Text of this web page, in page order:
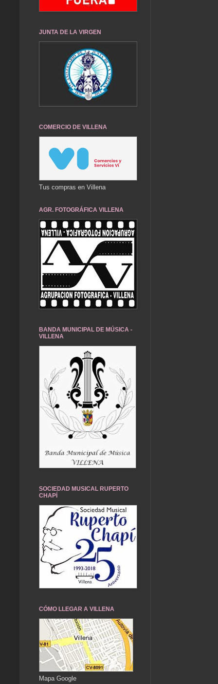
JUNTA DE LA VIRGEN
COMERCIO DE VILLENA
Tus compras en Villena
AGR. FOTOGRÁFICA VILLENA
BANDA MUNICIPAL DE MÚSICA -
VILLENA
SOCIEDAD MUSICAL RUPERTO
CHAPÍ
CÓMO LLEGAR A VILLENA
Mapa Google